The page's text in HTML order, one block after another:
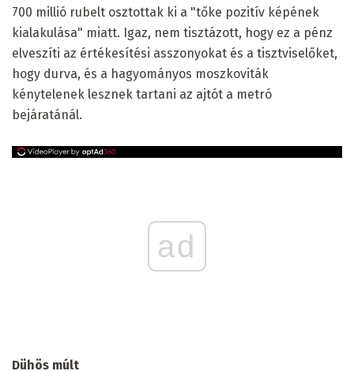
700 millió rubelt osztottak ki a "tőke pozitív képének
kialakulása" miatt. Igaz, nem tisztázott, hogy ez a pénz
elveszíti az értékesítési asszonyokat és a tisztviselőket,
hogy durva, és a hagyományos moszkoviták
kénytelenek lesznek tartani az ajtót a metró
bejáratánál.
ad
Dühös múlt